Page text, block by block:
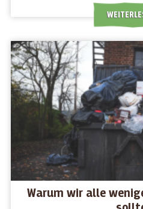
Warum wir alle